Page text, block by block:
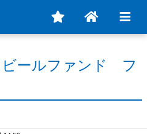
ビールファンド フ